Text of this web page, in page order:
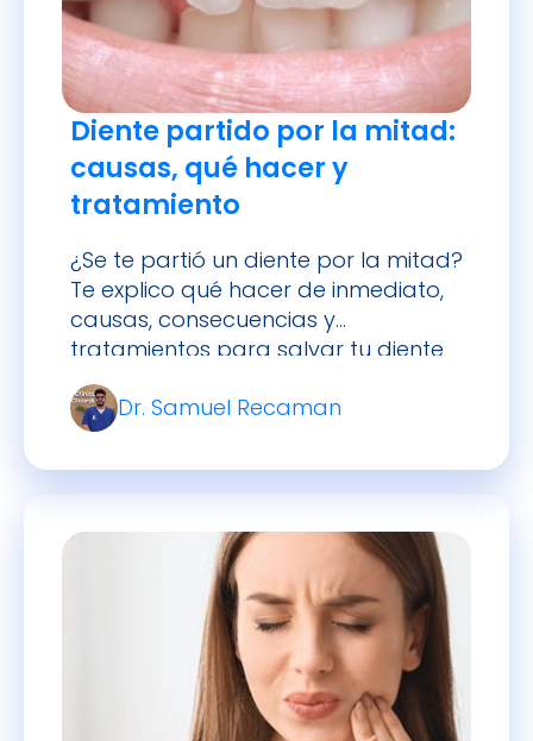
Diente partido por la mitad:
causas, qué hacer y
tratamiento
¿Se te partió un diente por la mitad?
Te explico qué hacer de inmediato,
causas, consecuencias y
tratamientos para salvar tu diente
roto.
Dr. Samuel Recaman